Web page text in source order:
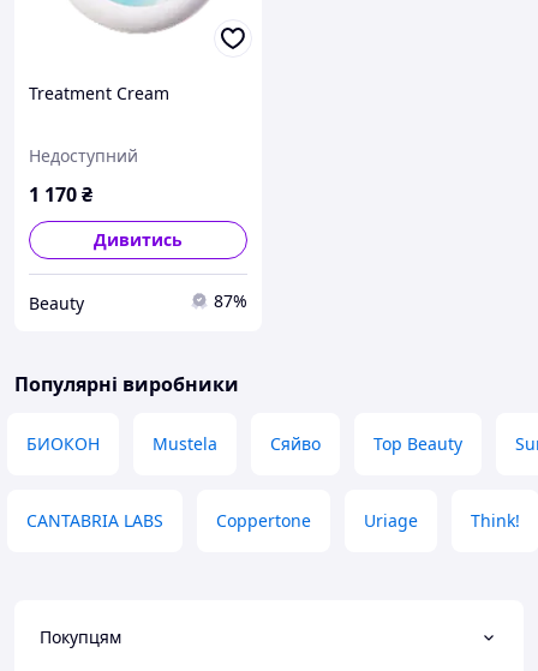
Treatment Cream
Недоступний
1 170₴
Дивитись
Beauty 87%
Популярні виробники
БИОКОН Mustela Сяйво Top Beauty
CANTABRIA LABS Coppertone Uriage Think!
Покупцям